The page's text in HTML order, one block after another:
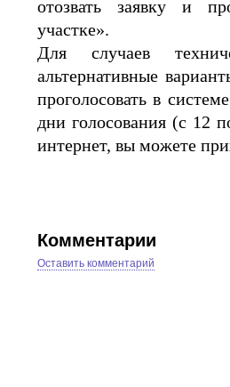
отозвать заявку и
участке».
Для случаев
альтернативные
проголосовать в
дни голосования (с 12
интернет, вы можете
Комментарии
Оставить комментарий